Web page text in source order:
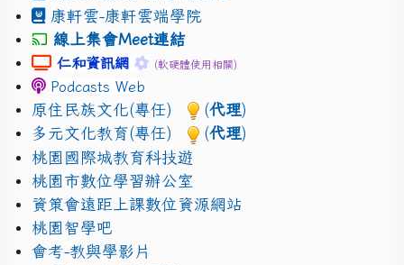
康軒雲-康軒雲端學院
線上集會Meet連結
link to https://sites.google.com/
仁和資訊網 link to https://sites.google.com/
(軟硬體使用相關)
Podcasts Web
原住民族文化(專任) (代理)
多元文化教育(專任)
(代理)
桃園國際城教育科技遊
桃園市數位學習辦公室
資策會遠距上課數位資源網站
桃園智學吧
會考-教與學影片